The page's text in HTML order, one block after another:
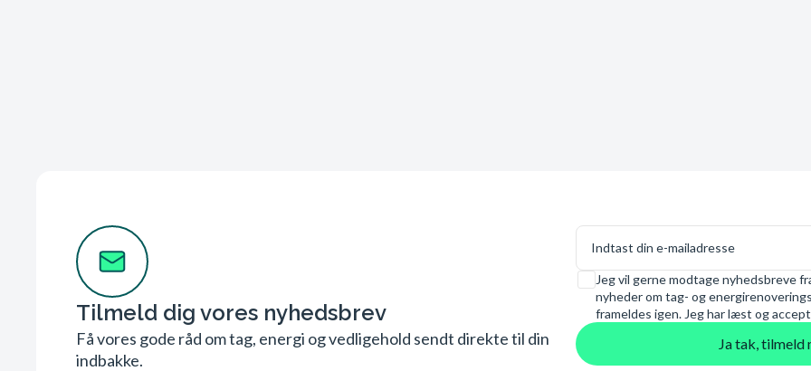
Tilmeld dig vores nyhedsbrev
Få vores gode råd om tag, energi og vedligehold sendt direkte til din
indbakke.
E-mail
Samtykke
Jeg vil gerne modtage nyhedsbreve
nyheder om tag- og
frameldes igen. Jeg har læst og
Ja tak, tilmeld